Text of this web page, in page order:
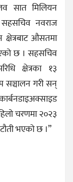
सात मिलियन
नवराज
औसतमा
छ । सहसचिव
क्षेत्रका १३
सञ्चालन गरी सन्
चरणमा २०२३
भएको छ ।”